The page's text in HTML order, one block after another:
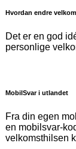
Hvordan endre
Det er en god
personlige
MobilSvar i utlandet
Fra din egen
en mobilsvar-
velkomsthilsen